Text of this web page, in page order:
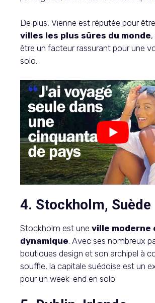
De plus, Vienne est réputée pour être
villes les plus sûres du monde
être un facteur rassurant pour une
solo.
4. Stockholm, Suède
Stockholm est une ville moderne
dynamique . Avec ses nombreux
boutiques design et son archipel à
souffle, la capitale suédoise est un
pour un week-end en solo.